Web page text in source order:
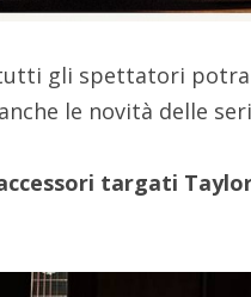
gli spettatori
le novità delle
targati